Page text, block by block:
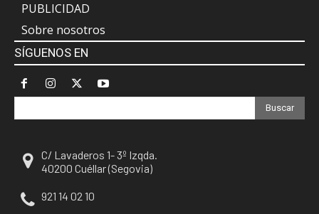
PUBLICIDAD
Sobre nosotros
SÍGUENOS EN
Buscar
C/ Lavaderos 1- 3º Izqda.
40200 Cuéllar (Segovia)
921 14 02 10